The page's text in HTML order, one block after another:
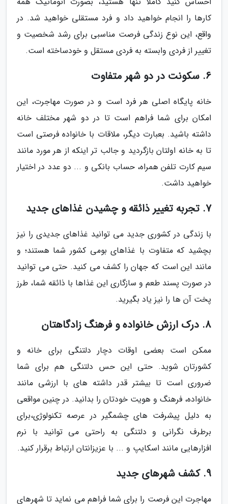
کارها را انجام خواهید داد و فرد مستقلی خواهید شد. در
واقع، این نوع زندگی فرصت مناسبی برای رشد شخصیت و
تغییر از فردی وابسته به فردی مستقل و خودساخته است.
6. سکونت در دو شهر متفاوت
خانه پایگاه اصلی هر فرد است و در صورت مهاجرت، این
امکان برای شما فراهم است تا در دو شهر مختلف خانه
داشته باشید. بعبارت دیگر، ملاقات با خانواده فرصتی است
تا به خانه اولتان بازگردید و جالب تر اینکه از هر مورد مانند
سیم کارت تلفن همراه، حساب بانکی و ... دو عدد در اختیار
خواهید داشت.
7. تجربه تغییر ذائقه و چشیدن غذاهای جدید
با زندگی در کشوری جدید می توانید غذاهای جدیدی را نیز
بچشید که متفاوت با غذاهای بومی کشور شما هستند؛ و
مانند این است که جهان را کشف می کنید. حتی می توانید
در صورت پسند طعم و سازگاری این غذاها با ذائقه شما، طرز
پخت آن ها را نیز یاد بگیرید.
8. درک ارزش خانواده و فرهنگ زادگاهتان
ممکن است بعضی اوقات دچار دلتنگی برای خانه و
کشورتان شوید. حتی این حس دلتنگی هم برای شما
ضروری است تا بیشتر قدر داشته های با ارزشی مانند
خانواده، فرهنگ و هویت خودتان را بدانید. در چنین مواقعی
به دلیل پیشرفت های چشمگیر در عرصه تکنولوژی،برای
برطرف نگرانی و دلتنگی به راحتی می توانید با نرم
افزارهایی مانند اسکایپ و ... با عزیزانتان ارتباط برقرار کنید.
9. کشف شهرهای جدید
مهاجرت این فرصت را برای شما فراهم می نماید تا شهرهای